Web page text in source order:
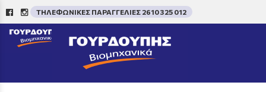
ΤΗΛΕΦΩΝΙΚΕΣ ΠΑΡΑΓΓΕΛΙΕΣ 2610 325 012
/
Aρχική σελίδα